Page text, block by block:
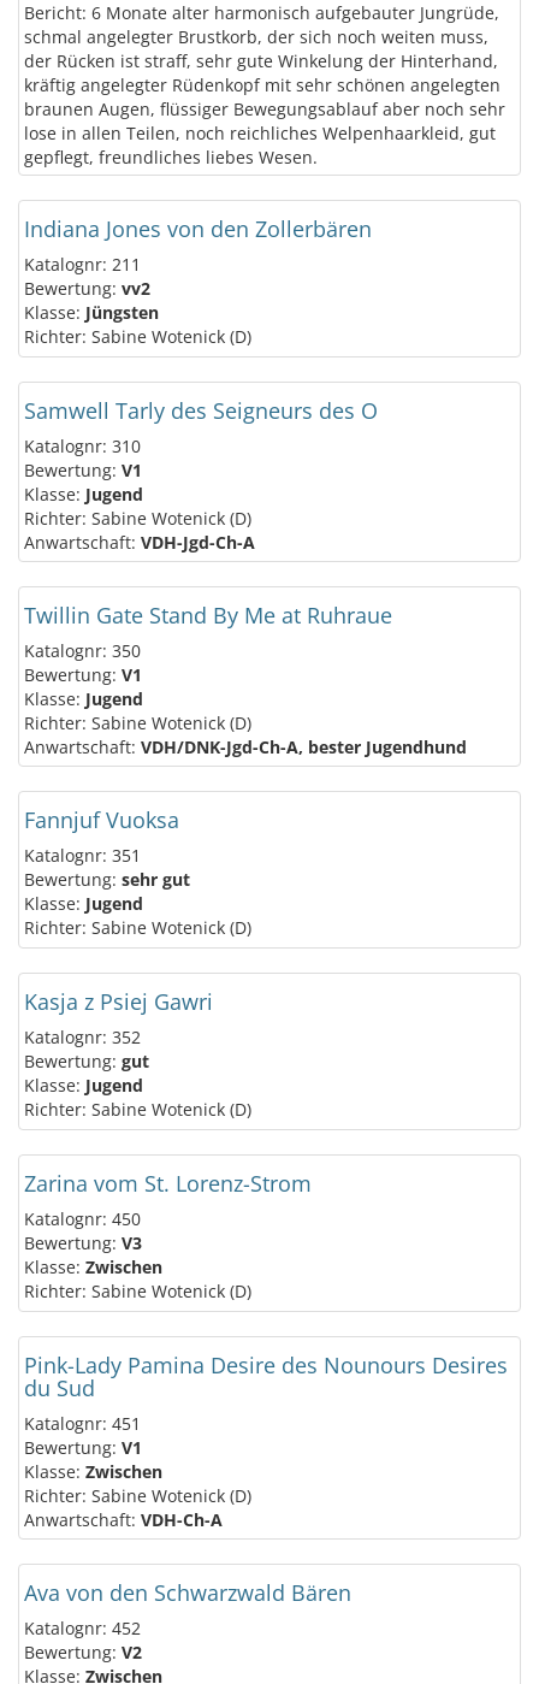
Bericht: 6 Monate alter harmonisch aufgebauter Jungrüde,
schmal angelegter Brustkorb, der sich noch weiten muss,
der Rücken ist straff, sehr gute Winkelung der Hinterhand,
kräftig angelegter Rüdenkopf mit sehr schönen angelegten
braunen Augen, flüssiger Bewegungsablauf aber noch sehr
lose in allen Teilen, noch reichliches Welpenhaarkleid, gut
gepflegt, freundliches liebes Wesen.
Indiana Jones von den Zollerbären
Katalognr: 211
Bewertung: vv2
Klasse: Jüngsten
Richter: Sabine Wotenick (D)
Samwell Tarly des Seigneurs des O
Katalognr: 310
Bewertung: V1
Klasse: Jugend
Richter: Sabine Wotenick (D)
Anwartschaft: VDH-Jgd-Ch-A
Twillin Gate Stand By Me at Ruhraue
Katalognr: 350
Bewertung: V1
Klasse: Jugend
Richter: Sabine Wotenick (D)
Anwartschaft: VDH/DNK-Jgd-Ch-A, bester Jugendhund
Fannjuf Vuoksa
Katalognr: 351
Bewertung: sehr gut
Klasse: Jugend
Richter: Sabine Wotenick (D)
Kasja z Psiej Gawri
Katalognr: 352
Bewertung: gut
Klasse: Jugend
Richter: Sabine Wotenick (D)
Zarina vom St. Lorenz-Strom
Katalognr: 450
Bewertung: V3
Klasse: Zwischen
Richter: Sabine Wotenick (D)
Pink-Lady Pamina Desire des Nounours Desires
du Sud
Katalognr: 451
Bewertung: V1
Klasse: Zwischen
Richter: Sabine Wotenick (D)
Anwartschaft: VDH-Ch-A
Ava von den Schwarzwald Bären
Katalognr: 452
Bewertung: V2
Klasse: Zwischen